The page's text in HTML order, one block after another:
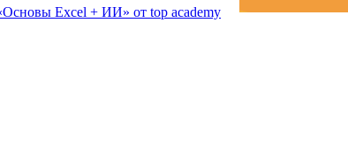
Excel + ИИ» от top academy